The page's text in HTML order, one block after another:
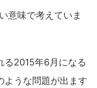
意味で考えていま
る2015年6月になる
ような問題が出ます